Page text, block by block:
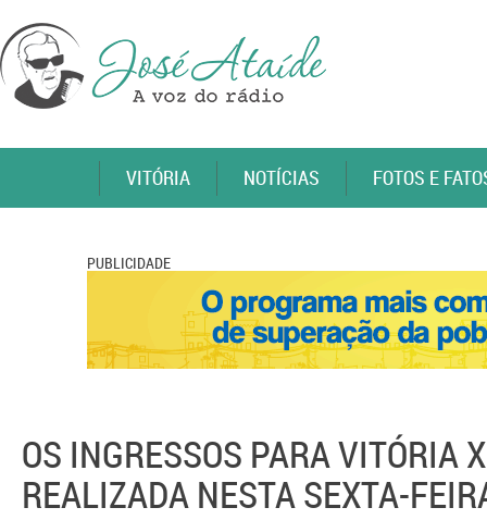
VITÓRIA NOTÍCIAS FOTOS E
PUBLICIDADE
OS INGRESSOS PARA VITÓRIA
REALIZADA NESTA SEXTA-